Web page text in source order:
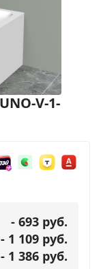
V-1-
- 693 руб.
- 1 109 руб.
- 1 386 руб.